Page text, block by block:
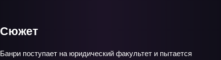
Сюжет
Банри поступает на юридический факультет и пытается